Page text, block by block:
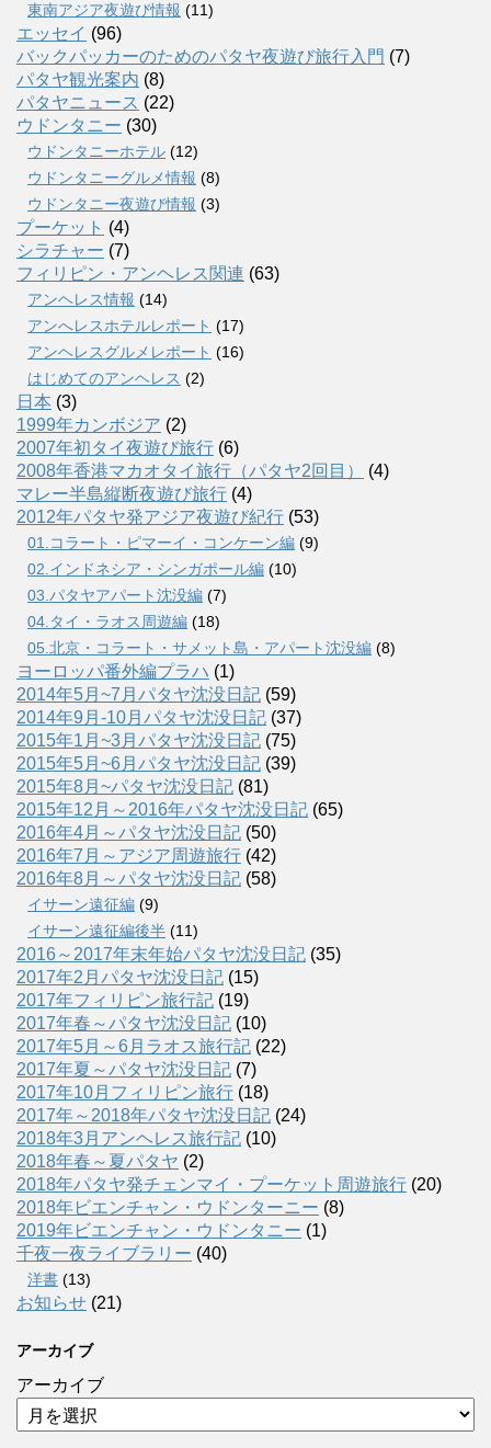
東南アジア夜遊び情報 (11)
エッセイ (96)
バックパッカーのためのパタヤ夜遊び旅行入門 (7)
パタヤ観光案内 (8)
パタヤニュース (22)
ウドンタニー (30)
ウドンタニーホテル (12)
ウドンタニーグルメ情報 (8)
ウドンタニー夜遊び情報 (3)
プーケット (4)
シラチャー (7)
フィリピン・アンヘレス関連 (63)
アンヘレス情報 (14)
アンへレスホテルレポート (17)
アンヘレスグルメレポート (16)
はじめてのアンヘレス (2)
日本 (3)
1999年カンボジア (2)
2007年初タイ夜遊び旅行 (6)
2008年香港マカオタイ旅行（パタヤ2回目）
(4)
マレー半島縦断夜遊び旅行 (4)
2012年パタヤ発アジア夜遊び紀行 (53)
01.コラート・ピマーイ・コンケーン編 (9)
02.インドネシア・シンガポール編 (10)
03.パタヤアパート沈没編 (7)
04.タイ・ラオス周遊編 (18)
05.北京・コラート・サメット島・アパート沈没編 (8)
ヨーロッパ番外編プラハ (1)
2014年5月~7月パタヤ沈没日記 (59)
2014年9月-10月パタヤ沈没日記 (37)
2015年1月~3月パタヤ沈没日記 (75)
2015年5月~6月パタヤ沈没日記 (39)
2015年8月~パタヤ沈没日記 (81)
2015年12月～2016年パタヤ沈没日記 (65)
2016年4月～パタヤ沈没日記 (50)
2016年7月～アジア周遊旅行 (42)
2016年8月～パタヤ沈没日記 (58)
イサーン遠征編 (9)
イサーン遠征編後半 (11)
2016～2017年末年始パタヤ沈没日記 (35)
2017年2月パタヤ沈没日記 (15)
2017年フィリピン旅行記 (19)
2017年春～パタヤ沈没日記 (10)
2017年5月～6月ラオス旅行記 (22)
2017年夏～パタヤ沈没日記 (7)
2017年10月フィリピン旅行 (18)
2017年～2018年パタヤ沈没日記 (24)
2018年3月アンヘレス旅行記 (10)
2018年春～夏パタヤ (2)
2018年パタヤ発チェンマイ・プーケット周遊旅行 (20)
2018年ビエンチャン・ウドンターニー (8)
2019年ビエンチャン・ウドンタニー (1)
千夜一夜ライブラリー (40)
洋書 (13)
お知らせ (21)
アーカイブ
アーカイブ